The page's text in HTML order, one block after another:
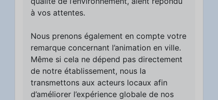
à vos attentes.
Nous prenons également en compte votre
remarque concernant l’animation en ville.
Même si cela ne dépend pas directement
de notre établissement, nous la
transmettons aux acteurs locaux afin
d’améliorer l’expérience globale de nos